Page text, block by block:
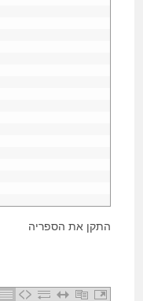
התקן את הספריה